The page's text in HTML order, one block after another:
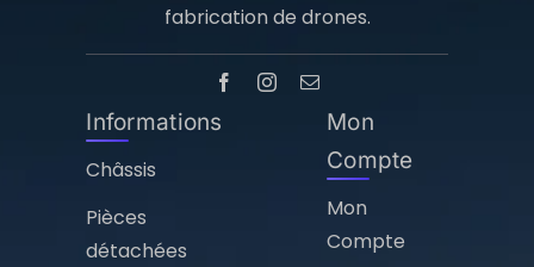
fabrication de drones.
Informations
Châssis
Pièces
détachées
Mon
Compte
Mon
Compte